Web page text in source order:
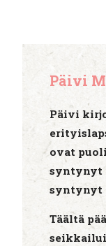
Päivi
Päivi
ovat
syntynyt
syntynyt
Täältä